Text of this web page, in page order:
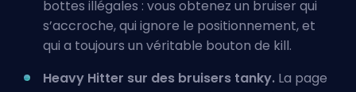
bottes illégales : vous obtenez un bruiser qui
s’accroche, qui ignore le positionnement, et
qui a toujours un véritable bouton de kill.
Heavy Hitter sur des bruisers tanky. La page